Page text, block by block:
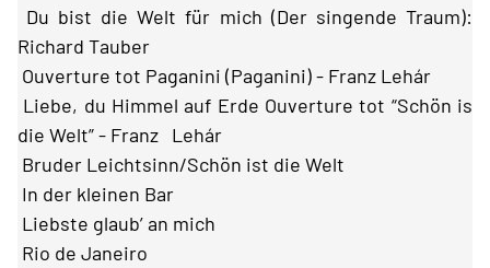
Du bist die Welt für mich (Der singende Traum):
Richard Tauber
Ouverture tot Paganini (Paganini) - Franz Lehár
Liebe, du Himmel auf Erde Ouverture tot “Schön is
die Welt” - Franz Lehár
Bruder Leichtsinn/Schön ist die Welt
In der kleinen Bar
Liebste glaub’ an mich
Rio de Janeiro